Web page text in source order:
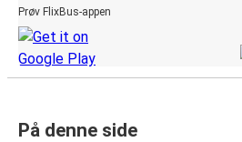
Prøv FlixBus-appen
På denne side